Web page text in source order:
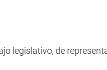
legislativo, de